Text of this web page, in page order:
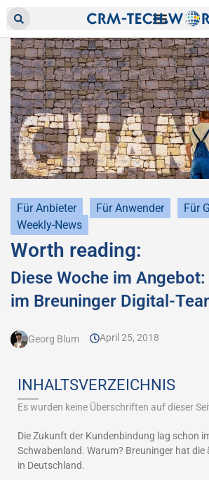
Für Anbieter Für Anwender
Für
Weekly-News
Worth reading:
Diese Woche im
im Breuninger Digital-
Georg Blum April 25, 2018
INHALTSVERZEICHNIS
Es wurden keine Überschriften auf dieser
Die Zukunft der Kundenbindung lag schon
Schwabenland. Warum? Breuninger hat
in Deutschland.